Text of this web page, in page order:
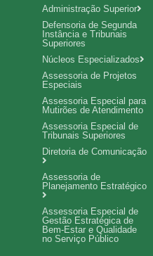
Administração Superior
Defensoria de Segunda
Instância e Tribunais
Superiores
Núcleos Especializados
Assessoria de Projetos
Especiais
Assessoria Especial para
Mutirões de Atendimento
Assessoria Especial de
Tribunais Superiores
Diretoria de Comunicação
Assessoria de
Planejamento Estratégico
Assessoria Especial de
Gestão Estratégica de
Bem-Estar e Qualidade
no Serviço Público